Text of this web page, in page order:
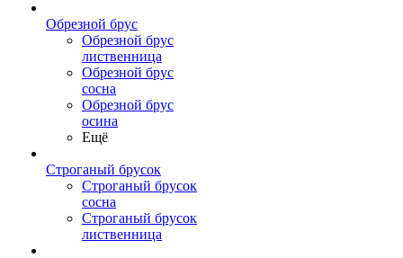
Обрезной брус
Обрезной брус
лиственница
Обрезной брус
сосна
Обрезной брус
осина
Ещё
Строганый брусок
Строганый брусок
сосна
Строганый брусок
лиственница